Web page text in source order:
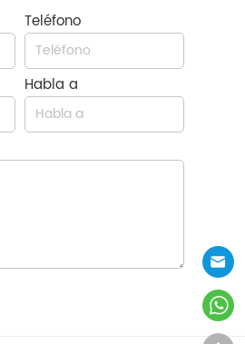
Teléfono
Habla a